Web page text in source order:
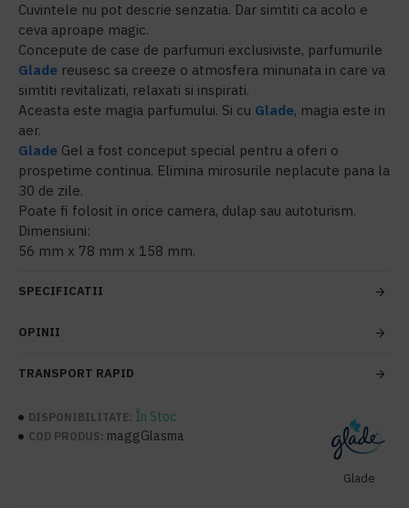
Cuvintele nu pot descrie senzatia. Dar simtiti ca acolo e
ceva aproape magic.
Concepute de case de parfumuri exclusiviste, parfumurile
Glade reusesc sa creeze o atmosfera minunata in care va
simtiti revitalizati, relaxati si inspirati.
Aceasta este magia parfumului. Si cu Glade, magia este in
aer.
Glade Gel a fost conceput special pentru a oferi o
prospetime continua. Elimina mirosurile neplacute pana la
30 de zile.
Poate fi folosit in orice camera, dulap sau autoturism.
Dimensiuni:
56 mm x 78 mm x 158 mm.
SPECIFICATII
OPINII
TRANSPORT RAPID
DISPONIBILITATE: În Stoc
COD PRODUS: maggGlasma
Glade